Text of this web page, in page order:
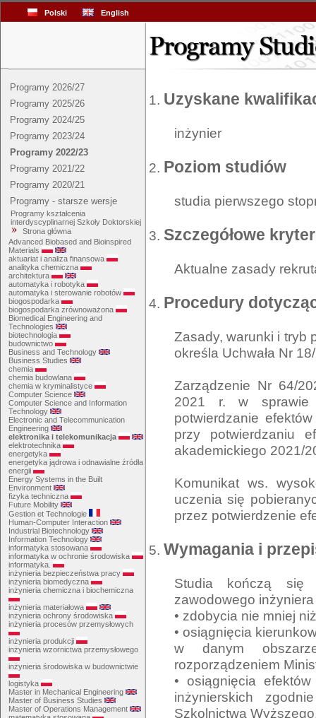
Polski English
Programy 2026/27
Programy 2025/26
Programy 2024/25
Programy 2023/24
Programy 2022/23
Programy 2021/22
Programy 2020/21
Programy - starsze wersje
Programy kształcenia
interdyscyplinarnej Szkoły Doktorskiej
Strona główna
Advanced Biobased and Bioinspired
Materials
aktuariat i analiza finansowa
analityka chemiczna
architektura
automatyka i robotyka
automatyka i sterowanie robotów
biogospodarka
biogospodarka zrównoważona
Biomedical Engineering and
Technologies
biotechnologia
budownictwo
Business and Technology
Business Studies
chemia
chemia budowlana
chemia w kryminalistyce
Computer Science
Computer Science and Information
Technology
Electronic and Telecommunication
Engineering
elektronika i telekomunikacja
elektrotechnika
energetyka
energetyka jądrowa i odnawialne źródła
energii
Energy Systems in the Built
Environment
fizyka techniczna
Future Mobility
Gestion et Technologie
Human-Computer Interaction
Industrial Biotechnology
Information Technology
informatyka stosowana
informatyka w ochronie środowiska
informatyka.
inżynieria bezpieczeństwa pracy
inżynieria biomedyczna
inżynieria chemiczna i biochemiczna
inżynieria materiałowa
inżynieria ochrony środowiska
inżynieria procesów przemysłowych
inżynieria produkcji
inżynieria wzornictwa przemysłowego
inżynieria środowiska w budownictwie
logistyka
Master in Mechanical Engineering
Master of Business Studies
Master of Operations Management
Uzyskane
inżynier
Poziom studiów
studia pierwszego
Szczegółowe
Aktualne zasady
Procedury
Zasady, warunki i tryb
określa Uchwała Nr
Zarządzenie Nr 64/
2021 r. w sprawie
potwierdzanie
przy potwierdzaniu
akademickiego 2021/
Komunikat ws.
uczenia się
przez potwierdzenie
Wymagania i
Studia kończą się
zawodowego
• zdobycia nie mniej
• osiągnięcia
w danym
rozporządzeniem
• osiągnięcia
inżynierskich
Szkolnictwa